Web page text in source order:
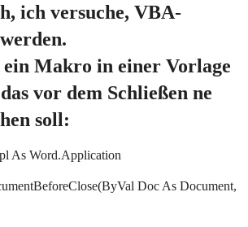
ich versuche, VBA-
Makro in einer Vorlage
vor dem Schließen ne
soll:
As Word.Application
Doc As Document,